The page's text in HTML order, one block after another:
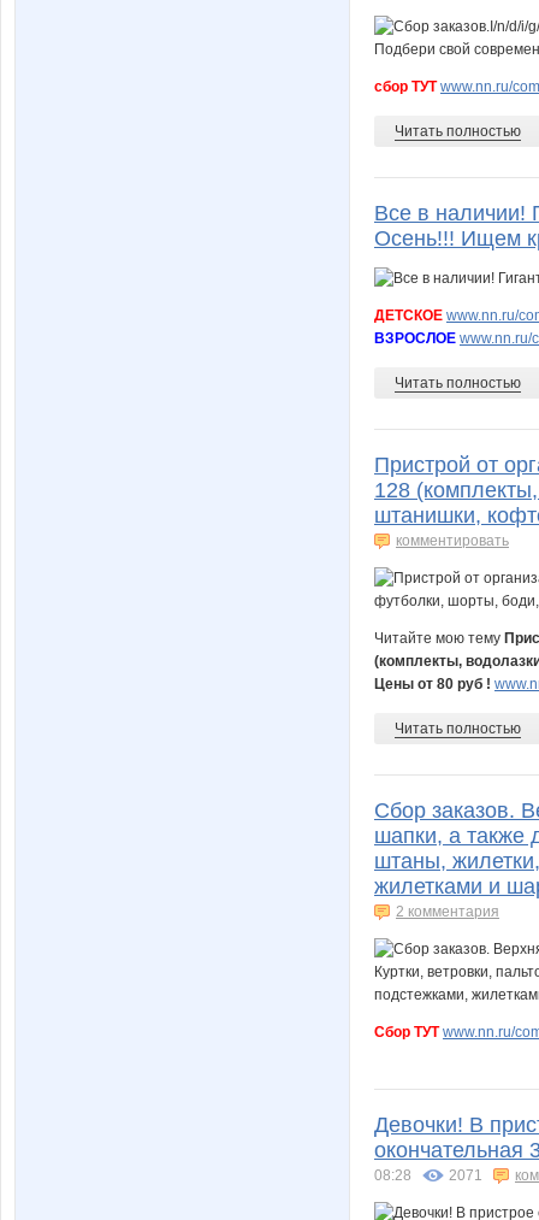
сбор ТУТ www.nn.ru/
Читать полностью
Все в наличии!
Осень!!! Ищем
ДЕТСКОЕ www.nn.ru/
ВЗРОСЛОЕ www.nn.ru/
Читать полностью
Пристрой от
128
штанишки,
комментировать
Читайте мою тему
(комплекты,
Цены от 80 руб !
Читать полностью
Сбор заказов.
шапки, а также
штаны,
жилетками и
2 комментария
Сбор ТУТ www.nn.ru/
Девочки! В
окончательная
08:28 2071